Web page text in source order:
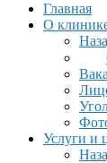
Главная
О
Услуги и